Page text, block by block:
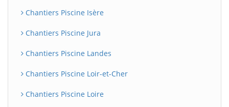
Chantiers Piscine Isère
Chantiers Piscine Jura
Chantiers Piscine Landes
Chantiers Piscine Loir-et-Cher
Chantiers Piscine Loire